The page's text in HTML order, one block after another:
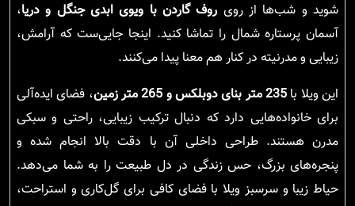
شوید و شب‌ها از روی روف گاردن با ویوی ابدی جنگل و دریا،
آسمان پرستاره شمال را تماشا کنید. اینجا جایی‌ست که آرامش،
زیبایی و مدرنیته در کنار هم معنا پیدا می‌کنند.
این ویلا با 235 متر بنای دوبلکس و 265 متر زمین
، فضای ایده‌آلی
برای خانواده‌هایی دارد که دنبال ترکیب زیبایی، راحتی و سبکی
مدرن هستند. طراحی داخلی آن با دقت بالا انجام شده و
پنجره‌های بزرگ، حس زندگی در دل طبیعت را به شما می‌دهد.
حیاط زیبا و سرسبز ویلا با فضای کافی برای گل‌کاری و استراحت،